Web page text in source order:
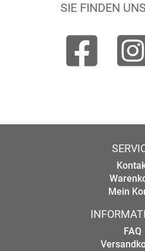
SIE FINDEN
Mein
FAQ